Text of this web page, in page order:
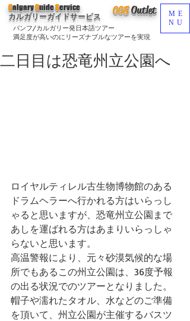
CGSOutlet
バンフ/カルガリー発日本語ツアー
満足度が高いのにリーズナブルなツアーを実現
CalgaryGuideService
カルガリーガイドサービス
ME
NU
二日目は恐竜州立公園へ
ロイヤルティレル古生物博物館のある
ドラムヘラーへ行かれる方はいらっし
ゃると思いますが、恐竜州立公園まで
あしを運ばれる方はあまりいらっしゃ
らないと思います。
高温警報により、元々砂漠気候的な場
所でもあるこの州立公園は、36度予報
の出る状況でのツアーとなりました。
帽子や濡れたタオル、水などのご準備
を頂いて、州立公園が主催するバスツ